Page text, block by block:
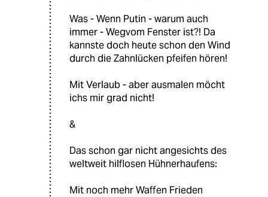
Was - Wenn Putin - warum auch
immer - Wegvom Fenster ist?! Da
kannste doch heute schon den Wind
durch die Zahnlücken pfeifen hören!
Mit Verlaub - aber ausmalen möcht
ichs mir grad nicht!
&
Das schon gar nicht angesichts des
weltweit hilflosen Hühnerhaufens:
Mit noch mehr Waffen Frieden